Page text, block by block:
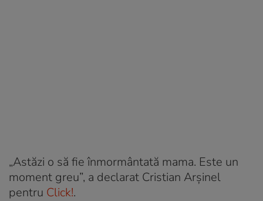
„Astăzi o să fie înmormântată mama. Este un
moment greu”, a declarat Cristian Arșinel
pentru Click!.